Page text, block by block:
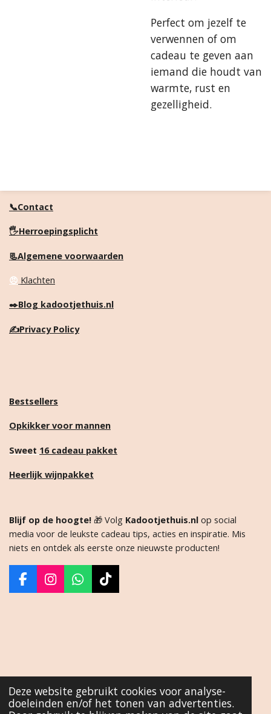
Deze website gebruikt cookies voor analyse-
doeleinden en/of het tonen van advertenties.
Perfect om jezelf te
verwennen of om
cadeau te geven aan
iemand die houdt van
warmte, rust en
gezelligheid.
📞Contact
🖐️Herroepingsplicht
📃Algemene voorwaarden
😠 Klachten
✒️Blog kadootjethuis.nl
✍️Privacy Policy
Bestsellers
Opkikker voor mannen
Sweet 16 cadeau pakket
Heerlijk wijnpakket
Blijf op de hoogte! 🎁 Volg Kadootjethuis.nl op social
media voor de leukste cadeau tips, acties en inspiratie. Mis
niets en ontdek als eerste onze nieuwste producten!
F
a
I
n
m
W
h
T
i